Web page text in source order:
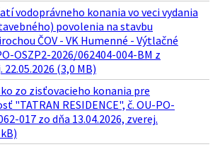
vodoprávneho konania vo veci vydania
povolenia na stavbu
ČOV - VK Humenné - Výtlačné
OSZP2-2026/062404-004-BM z
22.05.2026 (3,0 MB)
zo zisťovacieho konania pre
"TATRAN RESIDENCE", č. OU-PO-
017 zo dňa 13.04.2026, zverej.